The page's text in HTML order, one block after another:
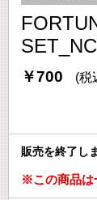
￥700 (税
販売を終了し
※この商品は